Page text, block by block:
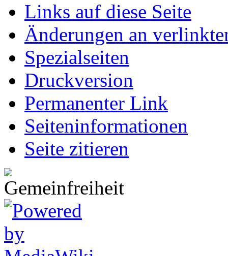
Links auf diese Seite
Änderungen an
Spezialseiten
Druckversion
Permanenter Link
Seiten­informationen
Seite zitieren